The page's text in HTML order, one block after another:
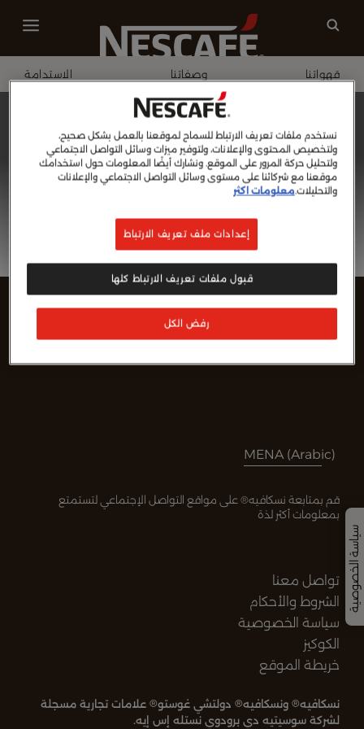
قهواتنا وصفاتنا الاستدامة
تسجيل الدخول
سياسة الخصوصية
MENA (Arabic)
قم بمتابعة نسكافيه® على مواقع التواصل الإجتماعي لتستمتع
بمعلومات أكثر لذة
تواصل معنا
الشروط والأحكام
سياسة الخصوصية
الكوكيز
خريطة الموقع
نسكافيه® ونسكافيه® دولتشي غوستو® علامات تجارية مسجلة
لشركة سوسيتيه دي برودوي نستله إس إيه.
نستخدم ملفات تعريف الارتباط للسماح لموقعنا بالعمل بشكل صحيح،
ولتخصيص المحتوى والإعلانات، ولتوفير ميزات وسائل التواصل الاجتماعي
ولتحليل حركة المرور على الموقع. ونشارك أيضًا المعلومات حول استخدامك
موقعنا مع شركائنا على مستوى وسائل التواصل الاجتماعي والإعلانات
والتحليلات.معلومات اكثر
إعدادات ملف تعريف الارتباط
رفض الكل
قبول ملفات تعريف الارتباط كلها